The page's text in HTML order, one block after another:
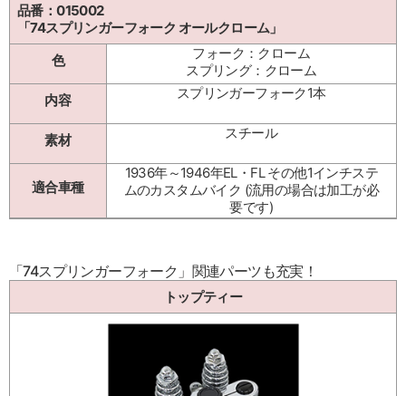
品番：015002
「74スプリンガーフォーク オールクローム」
色
フォーク：クローム
スプリング：クローム
内容
スプリンガーフォーク1本
素材 スチール
適合車種
1936年～1946年EL・FL その他1インチステ
ムのカスタムバイク (流用の場合は加工が必
要です)
「74スプリンガーフォーク」関連パーツも充実！
トップティー